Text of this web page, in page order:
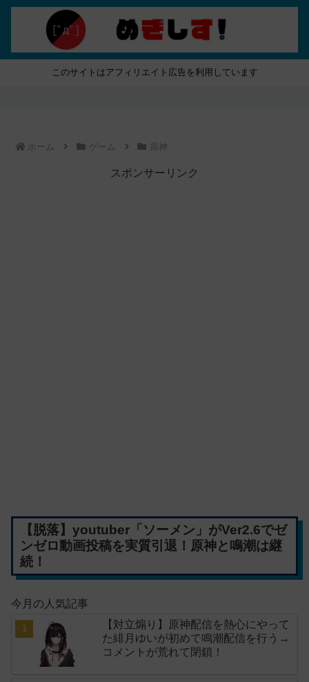
このサイトはアフィリエイト広告を利用しています
ホーム ゲーム 原神
スポンサーリンク
【脱落】youtuber「ソーメン」がVer2.6でゼ
ンゼロ動画投稿を実質引退！原神と鳴潮は継
続！
今月の人気記事
【対立煽り】原神配信を熱心にやって
た緋月ゆいが初めて鳴潮配信を行う→
コメントが荒れて閉鎖！